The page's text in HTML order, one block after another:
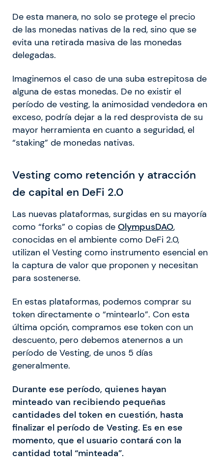
De esta manera, no solo se protege el precio
de las monedas nativas de la red, sino que se
evita una retirada masiva de las monedas
delegadas.
Imaginemos el caso de una suba estrepitosa de
alguna de estas monedas. De no existir el
período de vesting, la animosidad vendedora en
exceso, podría dejar a la red desprovista de su
mayor herramienta en cuanto a seguridad, el
“staking” de monedas nativas.
Vesting como retención y atracción
de capital en DeFi 2.0
Las nuevas plataformas, surgidas en su mayoría
como “forks” o copias de OlympusDAO,
conocidas en el ambiente como DeFi 2.0,
utilizan el Vesting como instrumento esencial en
la captura de valor que proponen y necesitan
para sostenerse.
En estas plataformas, podemos comprar su
token directamente o “mintearlo”. Con esta
última opción, compramos ese token con un
descuento, pero debemos atenernos a un
período de Vesting, de unos 5 días
generalmente.
Durante ese período, quienes hayan
minteado van recibiendo pequeñas
cantidades del token en cuestión, hasta
finalizar el período de Vesting. Es en ese
momento, que el usuario contará con la
cantidad total “minteada”.